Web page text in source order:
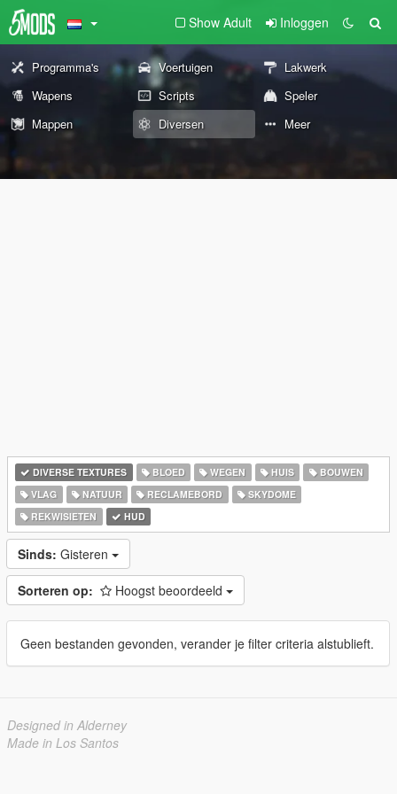
Show Adult Inloggen
Programma's Voertuigen
Lakwerk
Wapens
Scripts
Speler
Mappen
Diversen Meer
DIVERSE TEXTURES BLOED WEGEN HUIS
BOUWEN
VLAG
NATUUR RECLAMEBORD
SKYDOME
REKWISIETEN
HUD
Sinds: Gisteren
Sorteren op: Hoogst beoordeeld
Geen bestanden gevonden, verander je filter criteria alstublieft.
Designed in Alderney
Made in Los Santos